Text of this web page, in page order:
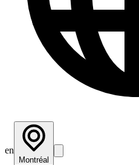
en
Montréal